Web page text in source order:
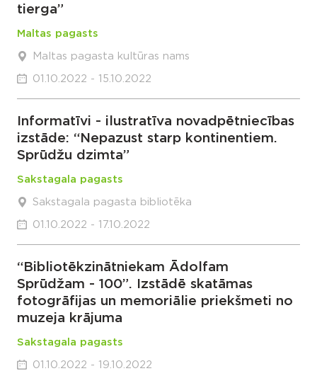
tierga”
Maltas pagasts
Maltas pagasta kultūras nams
01.10.2022 - 15.10.2022
Informatīvi - ilustratīva novadpētniecības
izstāde: “Nepazust starp kontinentiem.
Sprūdžu dzimta”
Sakstagala pagasts
Sakstagala pagasta bibliotēka
01.10.2022 - 17.10.2022
“Bibliotēkzinātniekam Ādolfam
Sprūdžam - 100”. Izstādē skatāmas
fotogrāfijas un memoriālie priekšmeti no
muzeja krājuma
Sakstagala pagasts
01.10.2022 - 19.10.2022